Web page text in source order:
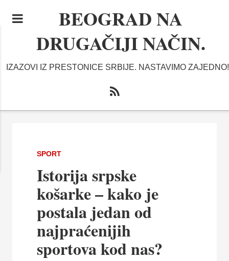
BEOGRAD NA
DRUGAČIJI NAČIN.
IZAZOVI IZ PRESTONICE SRBIJE. NASTAVIMO ZAJEDNO!
SPORT
Istorija srpske
košarke – kako je
postala jedan od
najpraćenijih
sportova kod nas?